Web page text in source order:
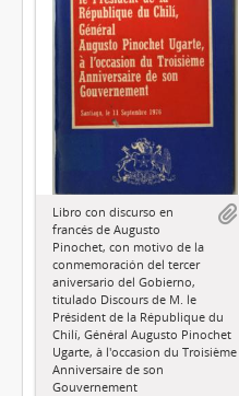
Libro con discurso en
francés de Augusto
Pinochet, con motivo de la
conmemoración del tercer
aniversario del Gobierno,
titulado Discours de M. le
Président de la République du
Chilí, Général Augusto Pinochet
Ugarte, à l'occasion du Troisième
Anniversaire de son
Gouvernement